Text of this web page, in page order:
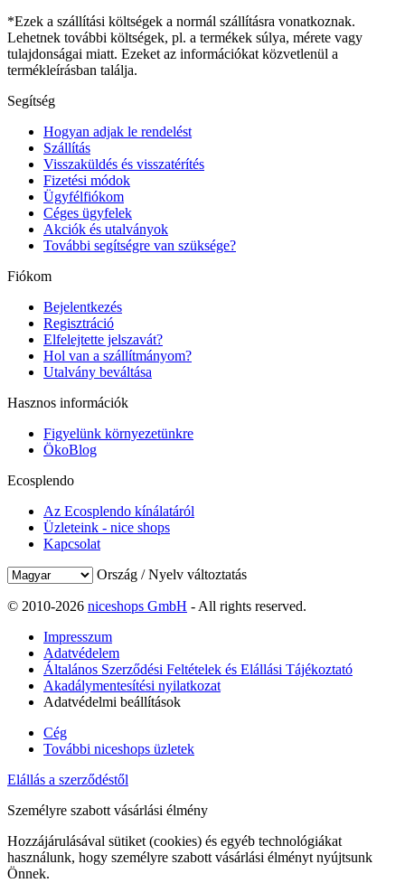
*Ezek a szállítási költségek a normál szállításra vonatkoznak.
Lehetnek további költségek, pl. a termékek súlya, mérete vagy
tulajdonságai miatt. Ezeket az információkat közvetlenül a
termékleírásban találja.
Segítség
Hogyan adjak le rendelést
Szállítás
Visszaküldés és visszatérítés
Fizetési módok
Ügyfélfiókom
Céges ügyfelek
Akciók és utalványok
További segítségre van szüksége?
Fiókom
Bejelentkezés
Regisztráció
Elfelejtette jelszavát?
Hol van a szállítmányom?
Utalvány beváltása
Hasznos információk
Figyelünk környezetünkre
ÖkoBlog
Ecosplendo
Az Ecosplendo kínálatáról
Üzleteink - nice shops
Kapcsolat
Ország / Nyelv változtatás
© 2010-2026 niceshops GmbH - All rights reserved.
Impresszum
Adatvédelem
Általános Szerződési Feltételek és Elállási Tájékoztató
Akadálymentesítési nyilatkozat
Adatvédelmi beállítások
Cég
További niceshops üzletek
Elállás a szerződéstől
Személyre szabott vásárlási élmény
Hozzájárulásával sütiket (cookies) és egyéb technológiákat
használunk, hogy személyre szabott vásárlási élményt nyújtsunk
Önnek.